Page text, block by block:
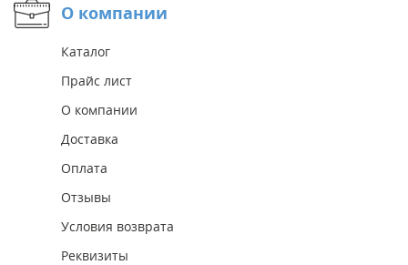
О компании
Каталог
Прайс лист
О компании
Доставка
Оплата
Отзывы
Условия возврата
Реквизиты